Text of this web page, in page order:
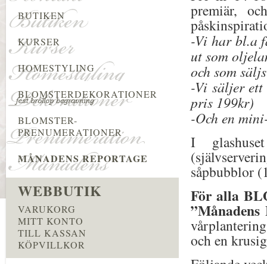
premiär,
-Vi har bl.a
ut som
och som
-Vi säljer
pris 199kr)
-Och en
I
såpbubblor
För alla
och en
BUTIKEN
KURSER
HOMESTYLING
BLOMSTERDEKORATIONER
BLOMSTER-
PRENUMERATIONER
MÅNADENS REPORTAGE
WEBBUTIK
VARUKORG
MITT KONTO
TILL KASSAN
KÖPVILLKOR